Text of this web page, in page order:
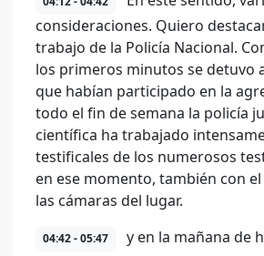
consideraciones. Quiero
trabajo de la Policía Nacional.
los primeros minutos se detuvo
que habían participado en la
todo el fin de semana la policía
científica ha trabajado
testificales de los numerosos
en ese momento, también con
las cámaras del lugar.
04:42 - 05:47
y en la mañana de